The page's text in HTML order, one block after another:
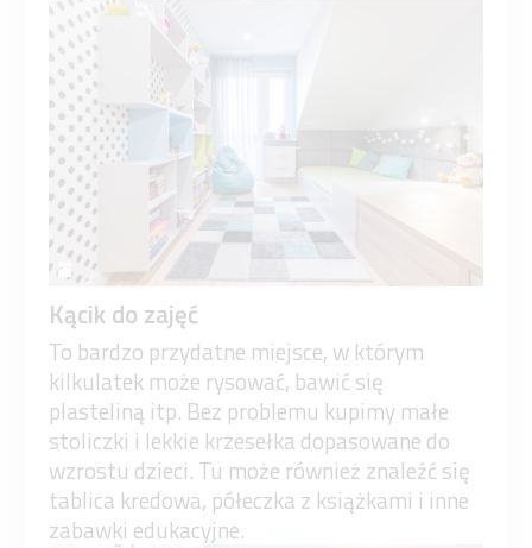
Kącik do zajęć
To bardzo przydatne miejsce, w którym
kilkulatek może rysować, bawić się
plasteliną itp. Bez problemu kupimy małe
stoliczki i lekkie krzesełka dopasowane do
wzrostu dzieci. Tu może również znaleźć się
tablica kredowa, półeczka z książkami i inne
zabawki edukacyjne.